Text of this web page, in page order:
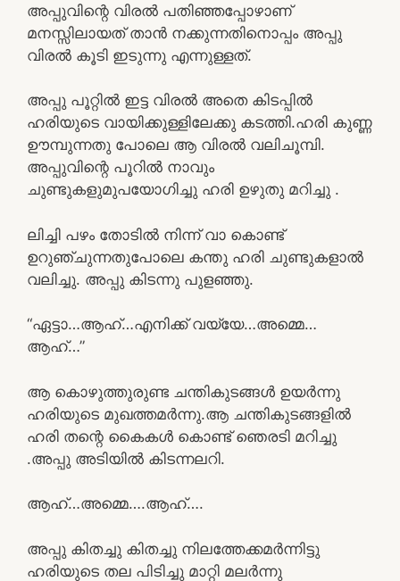
അപ്പുവിന്റെ വിരൽ പതിഞ്ഞപ്പോഴാണ്
മനസ്സിലായത് താൻ നക്കുന്നതിനൊപ്പം അപ്പു
വിരൽ കൂടി ഇടുന്നു എന്നുള്ളത്.
അപ്പു പൂറ്റിൽ ഇട്ട വിരൽ അതെ കിടപ്പിൽ
ഹരിയുടെ വായിക്കുള്ളിലേക്കു കടത്തി.ഹരി കുണ്ണ
ഊമ്പുന്നതു പോലെ ആ വിരൽ വലിചൂമ്പി.
അപ്പുവിന്റെ പൂറിൽ നാവും
ചുണ്ടുകളുമുപയോഗിച്ചു ഹരി ഉഴുതു മറിച്ചു .
ലിച്ചി പഴം തോടിൽ നിന്ന് വാ കൊണ്ട്
ഉറുഞ്ചുന്നതുപോലെ കന്തു ഹരി ചുണ്ടുകളാൽ
വലിച്ചു. അപ്പു കിടന്നു പുളഞ്ഞു.
“ഏട്ടാ…ആഹ്…എനിക്ക് വയ്യേ…അമ്മെ…
ആഹ്…”
ആ കൊഴുത്തുരുണ്ട ചന്തികുടങ്ങൾ ഉയർന്നു
ഹരിയുടെ മുഖത്തമർന്നു.ആ ചന്തികുടങ്ങളിൽ
ഹരി തന്റെ കൈകൾ കൊണ്ട് ഞെരടി മറിച്ചു
.അപ്പു അടിയിൽ കിടന്നലറി.
ആഹ്…അമ്മെ….ആഹ്….
അപ്പു കിതച്ചു കിതച്ചു നിലത്തേക്കമർന്നിട്ടു
ഹരിയുടെ തല പിടിച്ചു മാറ്റി മലർന്നു